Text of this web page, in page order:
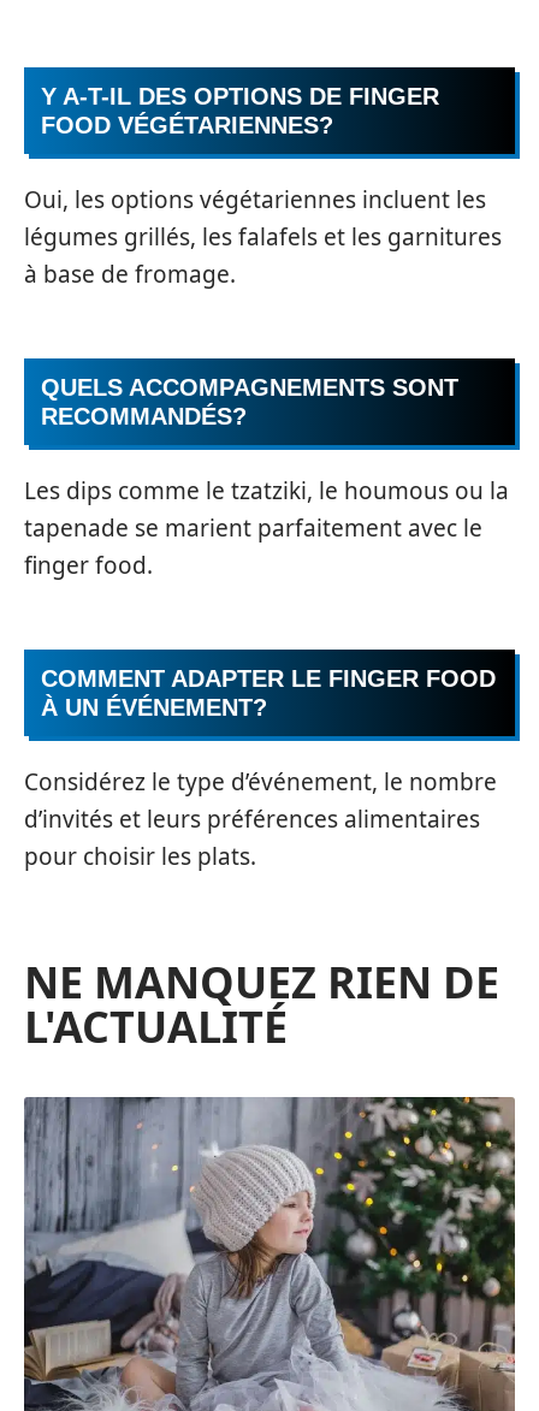
Y A-T-IL DES OPTIONS DE FINGER
FOOD VÉGÉTARIENNES?
Oui, les options végétariennes incluent les
légumes grillés, les falafels et les garnitures
à base de fromage.
QUELS ACCOMPAGNEMENTS SONT
RECOMMANDÉS?
Les dips comme le tzatziki, le houmous ou la
tapenade se marient parfaitement avec le
finger food.
COMMENT ADAPTER LE FINGER FOOD
À UN ÉVÉNEMENT?
Considérez le type d’événement, le nombre
d’invités et leurs préférences alimentaires
pour choisir les plats.
NE MANQUEZ RIEN DE
L'ACTUALITÉ